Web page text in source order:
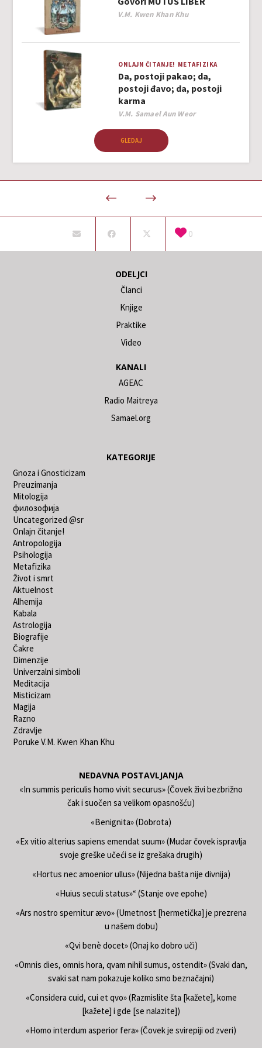
Author
V.M. Kwen Khan Khu
ONLAJN ČITANJE! METAFIZIKA
Da, postoji pakao; da,
postoji đavo; da, postoji
karma
Author
V.M. Samael Aun Weor
GLEDAJ
0
ODELJCI
Članci
Knjige
Praktike
Video
KANALI
AGEAC
Radio Maitreya
Samael.org
KATEGORIJE
Gnoza i Gnosticizam
Preuzimanja
Mitologija
филозофија
Uncategorized @sr
Onlajn čitanje!
Antropologija
Psihologija
Metafizika
Život i smrt
Aktuelnost
Alhemija
Kabala
Astrologija
Biografije
Čakre
Dimenzije
Univerzalni simboli
Meditacija
Misticizam
Magija
Razno
Zdravlje
Poruke V.M. Kwen Khan Khu
NEDAVNA POSTAVLJANJA
«In summis periculis homo vivit securus» (Čovek živi bezbrižno
čak i suočen sa velikom opasnošću)
«Benignita» (Dobrota)
«Ex vitio alterius sapiens emendat suum» (Mudar čovek ispravlja
svoje greške učeći se iz grešaka drugih)
«Hortus nec amoenior ullus» (Nijedna bašta nije divnija)
«Huius seculi status»“ (Stanje ove epohe)
«Ars nostro spernitur ævo» (Umetnost [hermetička] je prezrena
u našem dobu)
«Qvi benè docet» (Onaj ko dobro uči)
«Omnis dies, omnis hora, qvam nihil sumus, ostendit» (Svaki dan,
svaki sat nam pokazuje koliko smo beznačajni)
«Considera cuid, cui et qvo» (Razmislite šta [kažete], kome
[kažete] i gde [se nalazite])
«Homo interdum asperior fera» (Čovek je svirepiji od zveri)